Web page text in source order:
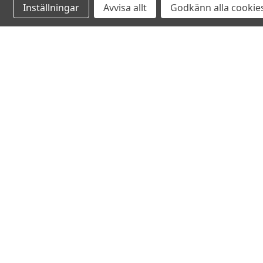
Inställningar Avvisa allt Godkänn alla